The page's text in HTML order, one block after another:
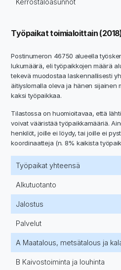
Työpaikat toimialoittain
Postinumeron 46750 alueella
lukumäärä, eli työpaikkojen määrä
tekevä muodostaa laskennallisesti
äitiyslomalla oleva ja hänen sijainen
kaksi työpaikkaa.
Tilastossa on huomioitavaa, että
voivat vääristää työpaikkamääriä.
henkilöt, joille ei löydy, tai joille ei
koordinaatteja (n. 8% kaikista
Työpaikat yhteensä
Alkutuotanto
Jalostus
Palvelut
A Maatalous, metsätalous ja
B Kaivostoiminta ja louhinta